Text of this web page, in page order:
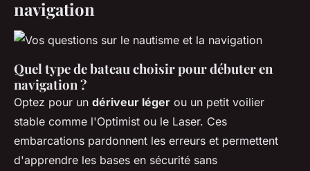
navigation
Quel type de bateau choisir pour débuter en
navigation ?
Optez pour un dériveur léger ou un petit voilier
stable comme l'Optimist ou le Laser. Ces
embarcations pardonnent les erreurs et permettent
d'apprendre les bases en sécurité sans